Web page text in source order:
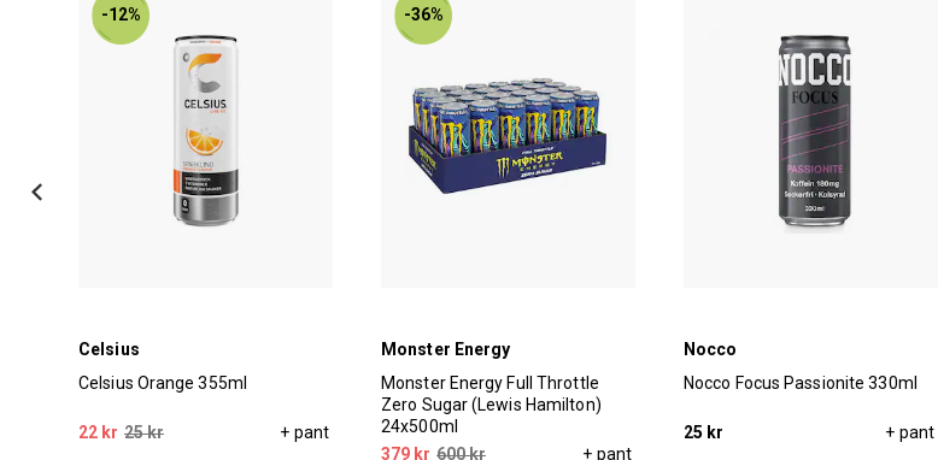
-12%
Celsius
Celsius Orange 355ml
22 kr 25 kr + pant
-36%
Monster Energy
Monster Energy Full Throttle
Zero Sugar (Lewis Hamilton)
24x500ml
379 kr 600 kr + pant
Nocco
Nocco Focus Passionite 330ml
25 kr + pant